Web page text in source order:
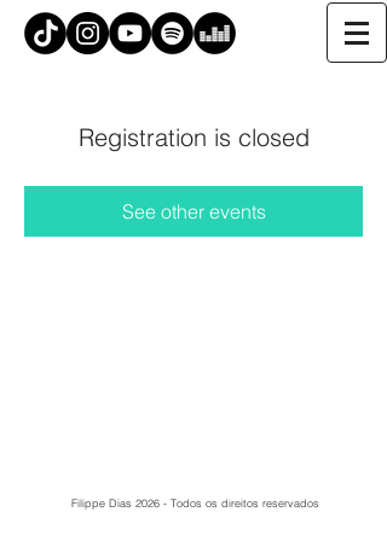
Registration is closed
See other events
Filippe Dias 2026 - Todos os direitos reservados